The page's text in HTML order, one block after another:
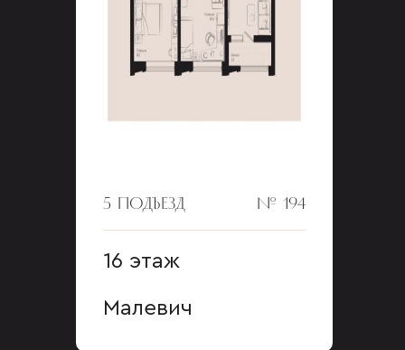
5 ПОДЪЕЗД № 194
16 этаж
Малевич